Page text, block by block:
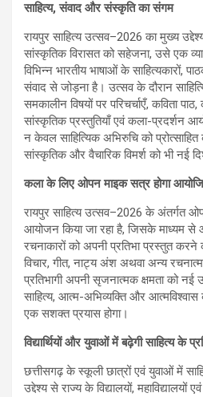
साहित्य, संवाद और संस्कृति का संगम
रायपुर साहित्य उत्सव–2026 का मुख्य
सांस्कृतिक विरासत को सहेजना, उसे एक
विभिन्न भारतीय भाषाओं के साहित्यकारों,
संवाद से जोड़ना है। उत्सव के दौरान
समकालीन विषयों पर परिचर्चाएँ, कविता
सांस्कृतिक प्रस्तुतियाँ एवं कला-प्रदर्शन
न केवल साहित्यिक अभिरुचि को
सांस्कृतिक और वैचारिक विमर्श को भी नई
कला के लिए ओपन माइक सत्र होगा
रायपुर साहित्य उत्सव–2026 के अंतर्गत
आयोजन किया जा रहा है, जिसके माध्यम से
रचनाकारों को अपनी प्रतिभा प्रस्तुत करने
विचार, गीत, नाट्य अंश अथवा अन्य
प्रतिभागी अपनी सृजनात्मक क्षमता को
साहित्य, आत्म-अभिव्यक्ति और आत्मविश्वास
एक सशक्त प्रयास होगा।
विद्यार्थियों और युवाओं में बढ़ेगी साहित्य के
छत्तीसगढ़ के स्कूली छात्रों एवं युवाओं में
उद्देश्य से राज्य के विद्यालयों, महाविद्यालयों